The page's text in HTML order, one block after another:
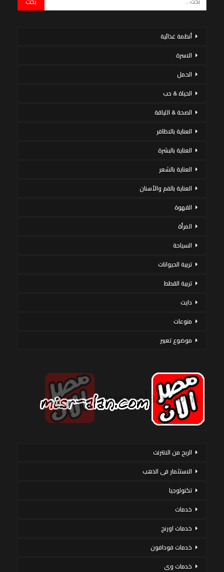
أنظمة غذائية
الاسرة
الحمل
الحياة & حب
الصحة & اللياقة
العناية بالاظافر
العناية بالبشرة
العناية بالشعر
العناية بالفم والأسنان
القهوة
المرأة
السياحة
تربية الحيوانات
تربية القطط
دايت
منوعات
موضوع تعبير
الربح من الانترنت
الاستثمار فى الذهب
تكنولوجيا
خدمات
خدمات اورنج
خدمات فودافون
خدمات وى